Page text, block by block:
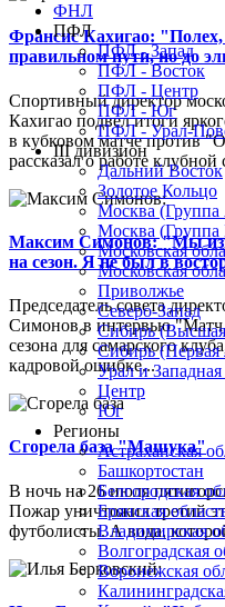
Франсис Кахигао:
правильном пути, но до
Спортивный директор
Кахигао подвел итоги
в кубковом матче против
рассказал о работе
Максим Симонов: "Мы
на сезон. Я не был в
Председатель совета
Симонов в интервью
сезона для самарского
кадровой ошибке...
Сгорела база "Машука"
В ночь на 26 июля
Пожар уничтожил третий
футболисты. А вода,
ФНЛ
ПФЛ
ПФЛ - Запад
ПФЛ - Восток
ПФЛ - Центр
ПФЛ - Юг
ПФЛ - Урал-
III дивизион
Дальний Восток
Золотое Кольцо
Москва
Москва (Группа
Московская
Московская
Приволжье
Северо-Запад
Сибирь
Сибирь (Первая
Урал и
Центр
Юг
Регионы
Астраханская
Башкортостан
Белгородская
Брянская
Владимирская
Волгоградская
Воронежская